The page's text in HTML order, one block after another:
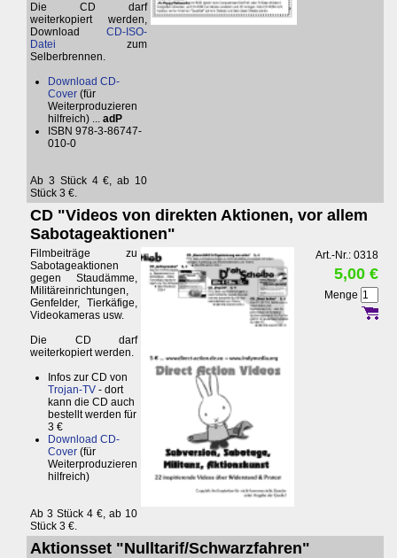
Die CD darf
weiterkopiert werden,
Download CD-ISO-
Datei zum
Selberbrennen.
Download CD-
Cover (für
Weiterproduzieren
hilfreich) ... adP
ISBN 978-3-86747-
010-0
Ab 3 Stück 4 €, ab 10
Stück 3 €.
CD "Videos von direkten Aktionen, vor allem
Sabotageaktionen"
Filmbeiträge zu
Sabotageaktionen
gegen Staudämme,
Militäreinrichtungen,
Genfelder, Tierkäfige,
Videokameras usw.
Die CD darf
weiterkopiert werden.
Infos zur CD von
Trojan-TV - dort
kann die CD auch
bestellt werden für
3 €
Download CD-
Cover (für
Weiterproduzieren
hilfreich)
Ab 3 Stück 4 €, ab 10
Stück 3 €.
Art.-Nr.: 0318
5,00 €
Menge
Aktionsset "Nulltarif/Schwarzfahren"